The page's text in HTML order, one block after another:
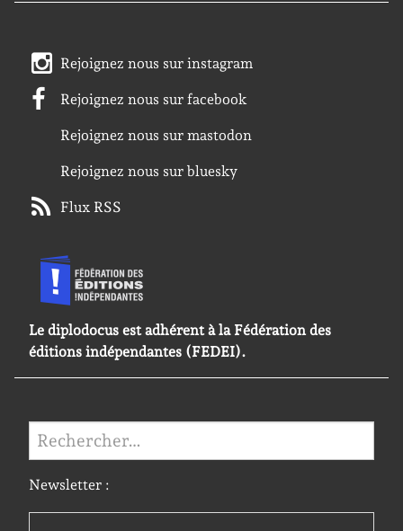
Rejoignez nous sur instagram
Rejoignez nous sur facebook
Rejoignez nous sur mastodon
Rejoignez nous sur bluesky
Flux RSS
Le diplodocus est adhérent à la Fédération des
éditions indépendantes (FEDEI).
Rechercher :
Newsletter :